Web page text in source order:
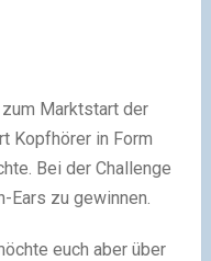
Marktstart der
Kopfhörer in Form
Bei der Challenge
zu gewinnen.
euch aber über